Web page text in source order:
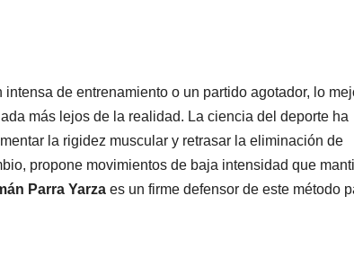
de entrenamiento o un partido agotador, lo
más lejos de la realidad. La ciencia del deporte ha
la rigidez muscular y retrasar la eliminación de
propone movimientos de baja intensidad que
Parra Yarza es un firme defensor de este método